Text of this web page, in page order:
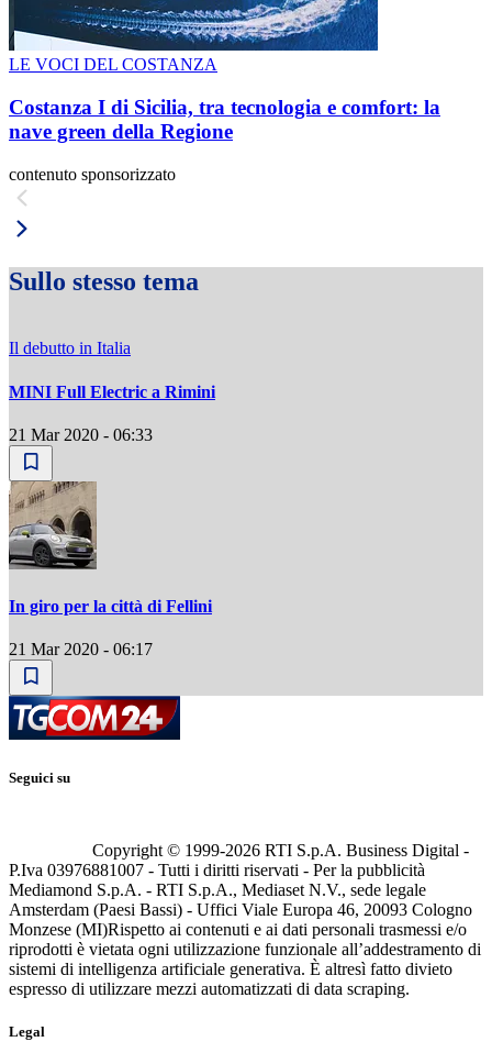
LE VOCI DEL COSTANZA
Costanza I di Sicilia, tra tecnologia e comfort: la
nave green della Regione
contenuto sponsorizzato
Sullo stesso tema
Il debutto in Italia
MINI Full Electric a Rimini
21 Mar 2020 - 06:33
In giro per la città di Fellini
21 Mar 2020 - 06:17
Seguici su
Copyright © 1999-2026 RTI S.p.A. Business Digital -
P.Iva 03976881007 - Tutti i diritti riservati - Per la pubblicità
Mediamond S.p.A. - RTI S.p.A., Mediaset N.V., sede legale
Amsterdam (Paesi Bassi) - Uffici Viale Europa 46, 20093 Cologno
Monzese (MI)Rispetto ai contenuti e ai dati personali trasmessi e/o
riprodotti è vietata ogni utilizzazione funzionale all’addestramento di
sistemi di intelligenza artificiale generativa. È altresì fatto divieto
espresso di utilizzare mezzi automatizzati di data scraping.
Legal